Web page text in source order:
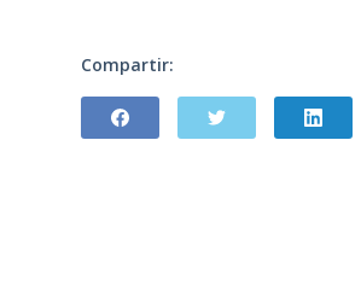
Compartir: